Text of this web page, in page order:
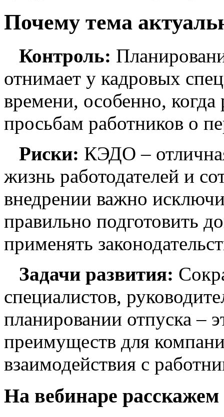
Почему тема
Контроль:
отнимает у кадровых
времени, особенно, когда
просьбам работников о
Риски: КЭДО –
жизнь работодателей и
внедрении важно
правильно подготовить
применять
Задачи развития:
специалистов,
планировании отпуска –
преимуществ для
взаимодействия с
На вебинаре расскажем